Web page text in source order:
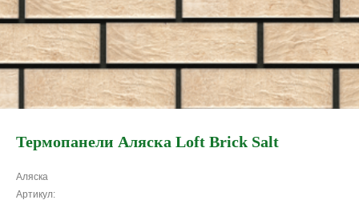
Термопанели Аляска Loft Brick Salt
Аляска
Артикул: